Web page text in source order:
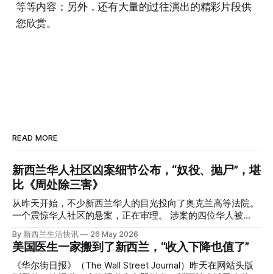
等等内容；另外，还有大量的过往演出的精彩片段供
您欣赏。
READ MORE
新西兰华人社区凶案细节公布，“奴役、抛尸”，堪
比《周处除三害》
从昨天开始，不少新西兰华人的目光投向了奥克兰高等法院。
一个震惊华人社区的悬案，正在审理。 涉案的四位华人被
告，站在了法庭，被控与一位70岁中国女人的死有关。 事情
的复杂程度，远超人们的想象。 神秘的黑色塑料袋 先让我们
回到2024年3月12日。 新西兰一个名叫Paul Middleton的老
人，在奥克兰Gulf Harbour钓鱼时，发现了一个黑色塑料袋，
By 新西兰生活快讯 26 May 2026
美国医生一家搬到了新西兰，“收入下降也值了”
《华尔街日报》（The Wall Street Journal）昨天在网站头版